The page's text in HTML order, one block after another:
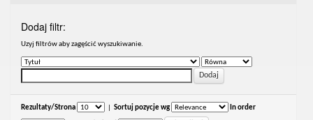
Dodaj filtr:
Uzyj filtrów aby zagęścić wyszukiwanie.
Rezultaty/Strona Sortuj pozycje wg In order